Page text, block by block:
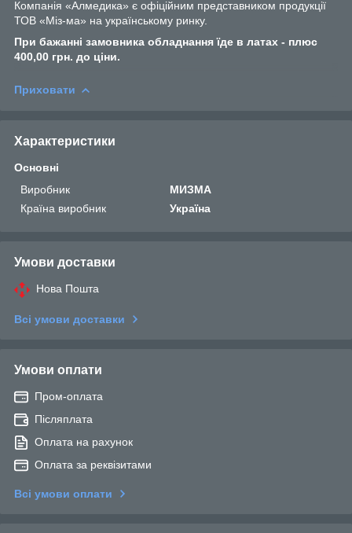
Компанія «Алмедика» є офіційним представником продукції
ТОВ «Міз-ма» на українському ринку.
При бажанні замовника обладнання їде в латах - плюс
400,00 грн. до ціни.
Приховати
Характеристики
Основні
Виробник
МИЗМА
Країна виробник
Україна
Умови доставки
Нова Пошта
Всі умови доставки
Умови оплати
Пром-оплата
Післяплата
Оплата на рахунок
Оплата за реквізитами
Всі умови оплати